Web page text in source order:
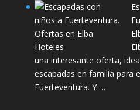
una interesante oferta,
escapadas en familia para
Fuerteventura. Y …